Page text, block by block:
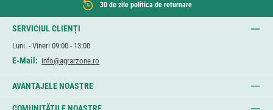
30 de zile politica de returnare
SERVICIUL CLIENȚI
Luni. - Vineri 09:00 - 13:00
E-Mail: info@agrarzone.ro
AVANTAJELE NOASTRE